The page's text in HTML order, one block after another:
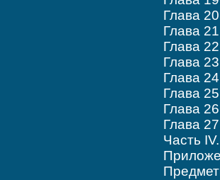
Глава
Глава
Глава
Глава
Глава
Глава
Глава
Глава
Часть